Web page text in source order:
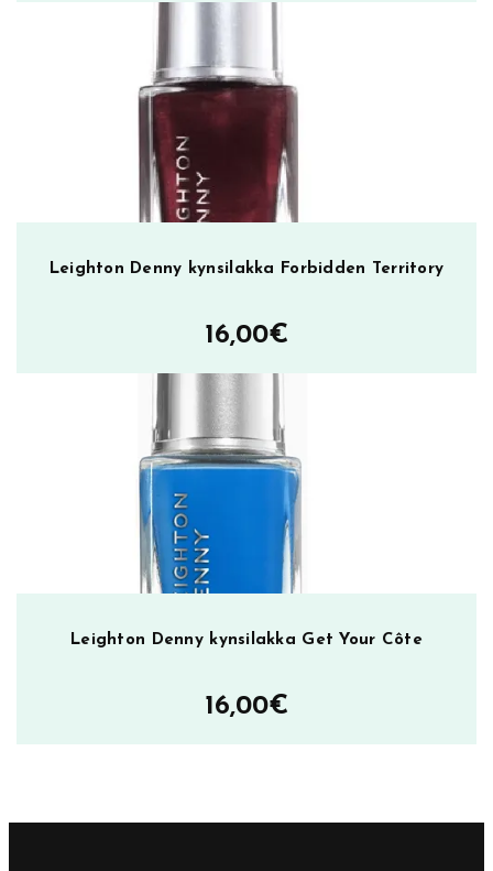
Leighton Denny kynsilakka Forbidden Territory
16,00€
Leighton Denny kynsilakka Get Your Côte
16,00€